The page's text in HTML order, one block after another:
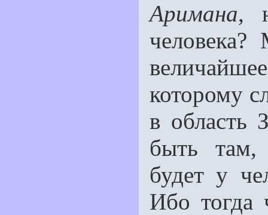
Аримана,
человека?
которому
в область
быть там,
будет у
Ибо тогда